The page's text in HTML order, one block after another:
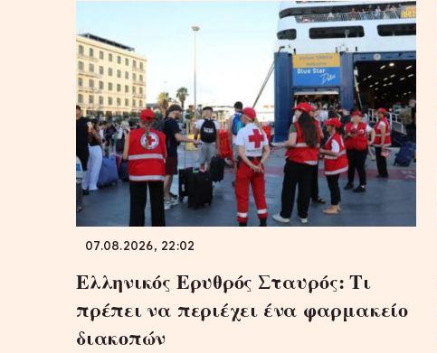
07.08.2026, 22:02
Ελληνικός Ερυθρός Σταυρός: Τι
πρέπει να περιέχει ένα φαρμακείο
διακοπών